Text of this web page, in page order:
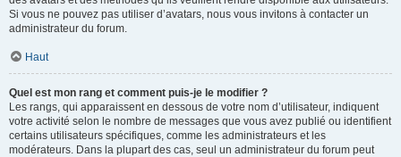
Si vous ne pouvez pas utiliser d’avatars, nous vous invitons à contacter un
administrateur du forum.
Haut
Quel est mon rang et comment puis-je le modifier ?
Les rangs, qui apparaissent en dessous de votre nom d’utilisateur, indiquent
votre activité selon le nombre de messages que vous avez publié ou identifient
certains utilisateurs spécifiques, comme les administrateurs et les
modérateurs. Dans la plupart des cas, seul un administrateur du forum peut